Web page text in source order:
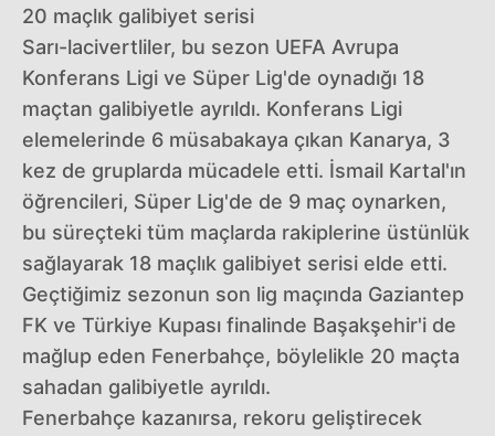
20 maçlık galibiyet serisi
Sarı-lacivertliler, bu sezon UEFA Avrupa
Konferans Ligi ve Süper Lig'de oynadığı 18
maçtan galibiyetle ayrıldı. Konferans Ligi
elemelerinde 6 müsabakaya çıkan Kanarya, 3
kez de gruplarda mücadele etti. İsmail Kartal'ın
öğrencileri, Süper Lig'de de 9 maç oynarken,
bu süreçteki tüm maçlarda rakiplerine üstünlük
sağlayarak 18 maçlık galibiyet serisi elde etti.
Geçtiğimiz sezonun son lig maçında Gaziantep
FK ve Türkiye Kupası finalinde Başakşehir'i de
mağlup eden Fenerbahçe, böylelikle 20 maçta
sahadan galibiyetle ayrıldı.
Fenerbahçe kazanırsa, rekoru geliştirecek